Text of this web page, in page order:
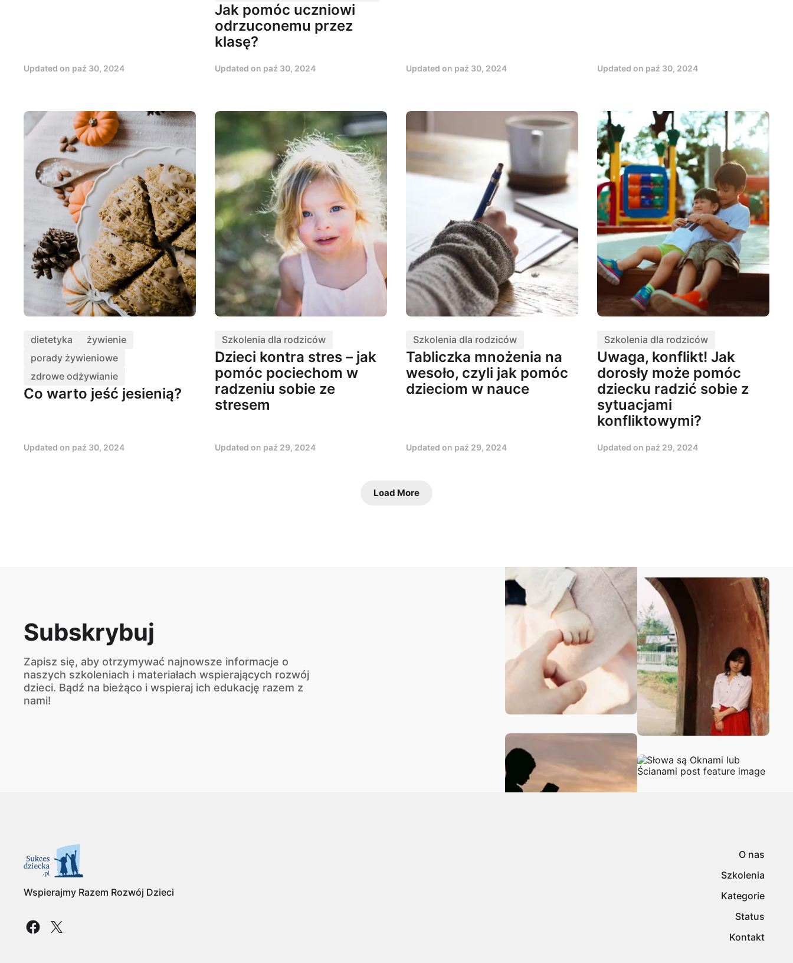
Updated on paź 30, 2024
Jak pomóc uczniowi
odrzuconemu przez
klasę?
Updated on paź 30, 2024 Updated on paź 30, 2024 Updated on paź 30, 2024
dietetyka
żywienie
porady żywieniowe
zdrowe odżywianie
Co warto jeść jesienią?
Updated on paź 30, 2024
Szkolenia dla rodziców
Dzieci kontra stres – jak
pomóc pociechom w
radzeniu sobie ze
stresem
Updated on paź 29, 2024
Szkolenia dla rodziców
Tabliczka mnożenia na
wesoło, czyli jak pomóc
dzieciom w nauce
Updated on paź 29, 2024
Szkolenia dla rodziców
Uwaga, konflikt! Jak
dorosły może pomóc
dziecku radzić sobie z
sytuacjami
konfliktowymi?
Updated on paź 29, 2024
Load More
Subskrybuj
Zapisz się, aby otrzymywać najnowsze informacje o
naszych szkoleniach i materiałach wspierających rozwój
dzieci. Bądź na bieżąco i wspieraj ich edukację razem z
nami!
Wspierajmy Razem Rozwój Dzieci
O nas
Szkolenia
Kategorie
Status
Kontakt